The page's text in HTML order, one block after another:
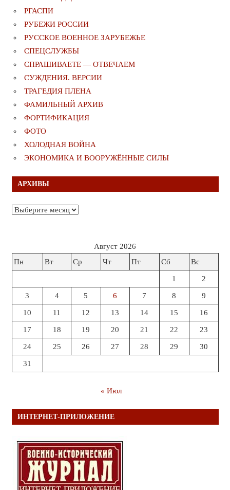
РГАСПИ
РУБЕЖИ РОССИИ
РУССКОЕ ВОЕННОЕ ЗАРУБЕЖЬЕ
СПЕЦСЛУЖБЫ
СПРАШИВАЕТЕ — ОТВЕЧАЕМ
СУЖДЕНИЯ. ВЕРСИИ
ТРАГЕДИЯ ПЛЕНА
ФАМИЛЬНЫЙ АРХИВ
ФОРТИФИКАЦИЯ
ФОТО
ХОЛОДНАЯ ВОЙНА
ЭКОНОМИКА И ВООРУЖЁННЫЕ СИЛЫ
АРХИВЫ
Архивы
Август 2026
Пн
Вт Ср Чт Пт Сб Вс
1 2
3 4 5 6 7 8 9
10 11 12 13 14 15 16
17 18 19 20 21 22 23
24 25 26 27 28 29 30
31
« Июл
ИНТЕРНЕТ-ПРИЛОЖЕНИЕ